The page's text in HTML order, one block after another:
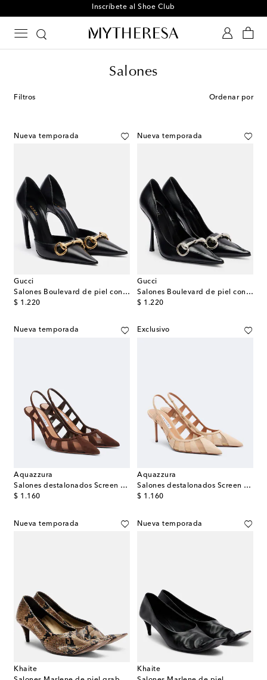
El paraíso a tus pies
Salones
Filtros Ordenar por
Nueva temporada
Gucci
Salones Boulevard de piel con Horsebit
$ 1.220
original price
Nueva temporada
Gucci
Salones Boulevard de piel con Horsebit
$ 1.220
original price
Nueva temporada
Aquazzura
Salones destalonados Screen de ante y malla
$ 1.160
original price
Exclusivo
Aquazzura
Salones destalonados Screen de ante
$ 1.160
original price
Nueva temporada
Khaite
Nueva temporada
Khaite